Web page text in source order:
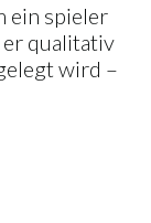
ein spieler
er qualitativ
wird –